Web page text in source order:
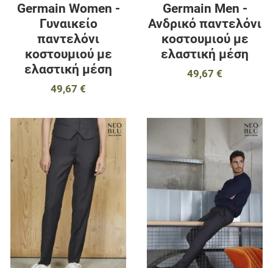
Germain Women -
Γυναικείο
παντελόνι
κοστουμιού με
ελαστική μέση
49,67 €
Germain Men -
Ανδρικό παντελόνι
κοστουμιού με
ελαστική μέση
49,67 €
Προσθήκη στα αγαπημένα
Προσθήκη για σύγκριση
Γρήγορη ματιά